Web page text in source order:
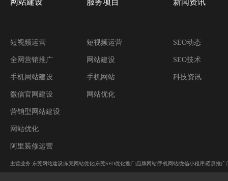
网站建设
短视频运营
全网营销推广
手机网站建设
微信官网建设
营销型网站建设
网站优化
阿里装修运营
服务项目
短视频运营
网站建设
手机网站
网站优化
新闻资讯
SEO动态
SEO技术
科技资讯
主营业务:东莞网站建设|东莞网站优化|东莞SEO优化推广|品牌网站|手机网站|微信小程序|霸屏推广